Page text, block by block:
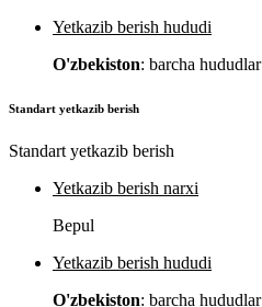
Yetkazib berish hududi
O'zbekiston: barcha hududlar
Standart yetkazib berish
Standart yetkazib berish
Yetkazib berish narxi
Bepul
Yetkazib berish hududi
O'zbekiston: barcha hududlar